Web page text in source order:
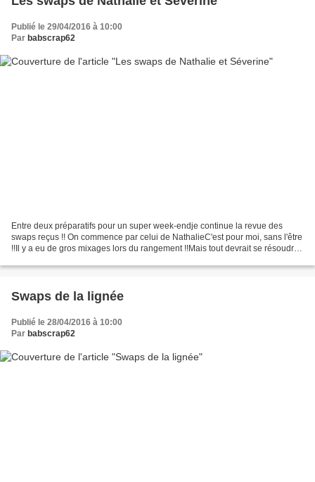
Publié le 29/04/2016 à 10:00
Par babscrap62
Entre deux préparatifs pour un super week-endje continue la revue des
swaps reçus !! On commence par celui de NathalieC'est pour moi, sans l'être
!!Il y a eu de gros mixages lors du rangement !!Mais tout devrait se résoudre
Swaps de la lignée
Publié le 28/04/2016 à 10:00
Par babscrap62